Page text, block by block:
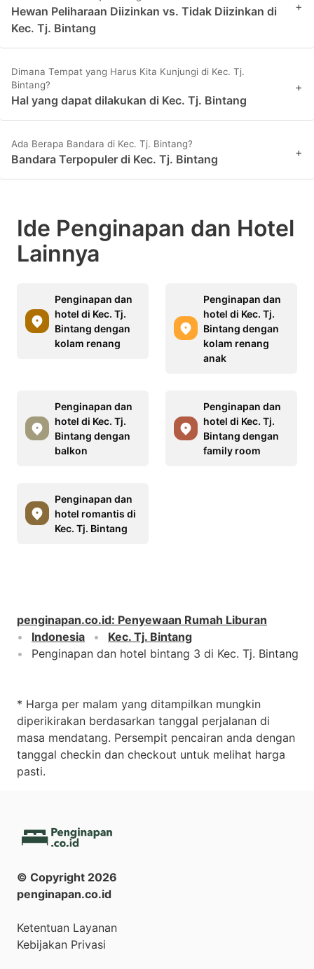
Hewan Peliharaan Diizinkan vs. Tidak Diizinkan di
Kec. Tj. Bintang
+
Dimana Tempat yang Harus Kita Kunjungi di Kec. Tj.
Bintang?
Hal yang dapat dilakukan di Kec. Tj. Bintang
+
Ada Berapa Bandara di Kec. Tj. Bintang?
Bandara Terpopuler di Kec. Tj. Bintang +
Ide Penginapan dan Hotel
Lainnya
Penginapan dan
hotel di Kec. Tj.
Bintang dengan
kolam renang
Penginapan dan
hotel di Kec. Tj.
Bintang dengan
kolam renang
anak
Penginapan dan
hotel di Kec. Tj.
Bintang dengan
balkon
Penginapan dan
hotel di Kec. Tj.
Bintang dengan
family room
Penginapan dan
hotel romantis di
Kec. Tj. Bintang
penginapan.co.id: Penyewaan Rumah Liburan
Indonesia
Kec. Tj. Bintang
Penginapan dan hotel bintang 3 di Kec. Tj. Bintang
* Harga per malam yang ditampilkan mungkin
diperikirakan berdasarkan tanggal perjalanan di
masa mendatang. Persempit pencairan anda dengan
tanggal checkin dan checkout untuk melihat harga
pasti.
© Copyright 2026
penginapan.co.id
Ketentuan Layanan
Kebijakan Privasi